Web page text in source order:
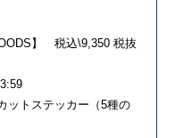
】 税込\9,350 税抜
ットステッカー（5種の